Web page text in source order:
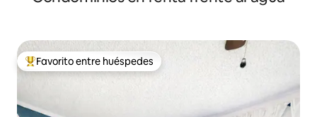
De los mejores en Favorito entre huéspedes
Favorito entre huéspedes